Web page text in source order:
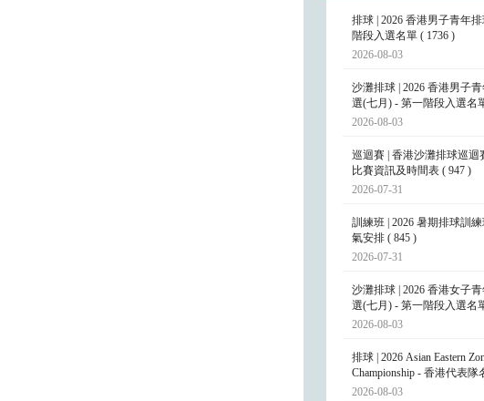
排球 | 2026 香港男子青年
階段入選名單 ( 1736 )
2026-08-03
沙灘排球 | 2026 香港男子
選(七月) - 第一階段入選名
2026-08-03
巡迴賽 | 香港沙灘排球巡迴
比賽資訊及時間表 ( 947 )
2026-07-31
訓練班 | 2026 暑期排球訓
氣安排 ( 845 )
2026-07-31
沙灘排球 | 2026 香港女子
選(七月) - 第一階段入選名
2026-08-03
排球 | 2026 Asian Eastern
Championship - 香港代表隊
2026-08-03